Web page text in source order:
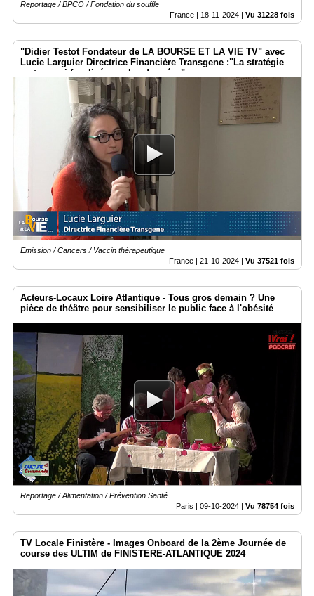
Reportage / BPCO / Fondation du souffle
France | 18-11-2024 Vu 31228 fois
"Didier Testot Fondateur de LA BOURSE ET LA VIE TV" avec
Lucie Larguier Directrice Financière Transgene :"La stratégie
reste aussi focalisée sur les données".
Emission / Cancers / Vaccin thérapeutique
France | 21-10-2024 | Vu 37521 fois
Acteurs-Locaux Loire Atlantique - Tous gros demain ? Une
pièce de théâtre pour sensibiliser le public face à l'obésité
Reportage / Alimentation / Prévention Santé
Paris | 09-10-2024 | Vu 78754 fois
TV Locale Finistère - Images Onboard de la 2ème Journée de
course des ULTIM de FINISTERE-ATLANTIQUE 2024